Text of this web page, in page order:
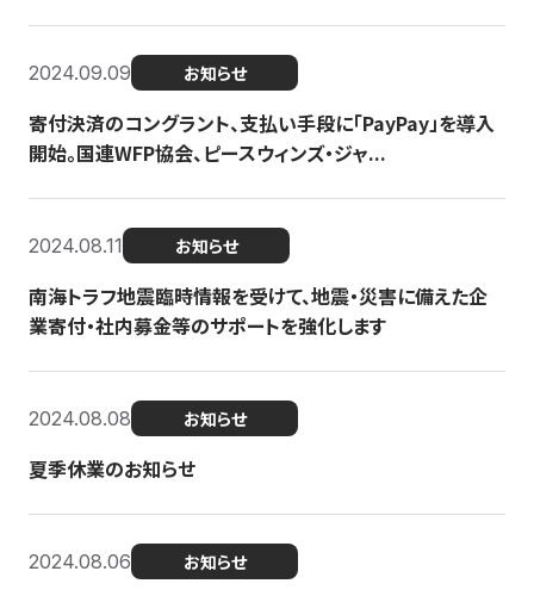
2024.09.09 お知らせ
寄付決済のコングラント、支払い手段に「PayPay」を導入
開始。国連WFP協会、ピースウィンズ・ジャ...
2024.08.11 お知らせ
南海トラフ地震臨時情報を受けて、地震・災害に備えた企
業寄付・社内募金等のサポートを強化します
2024.08.08 お知らせ
夏季休業のお知らせ
2024.08.06 お知らせ